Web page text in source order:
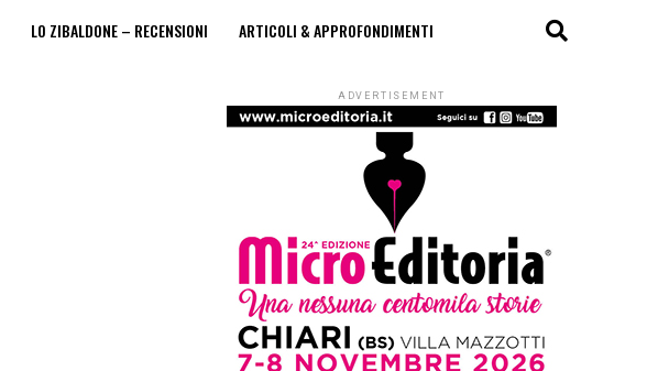
LO ZIBALDONE – RECENSIONI ARTICOLI & APPROFONDIMENTI
ADVERTISEMENT